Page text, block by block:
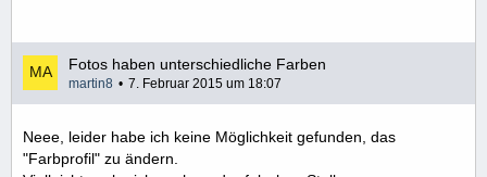
Fotos haben unterschiedliche Farben
martin8 7. Februar 2015 um 18:07
Neee, leider habe ich keine Möglichkeit gefunden, das
"Farbprofil" zu ändern.